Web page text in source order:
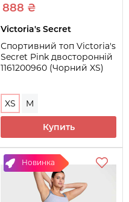
888 ₴
Victoria's Secret
Спортивний топ Victoria's
Secret Pink двосторонній
1161200960 (Чорний XS)
XS M
Купить
Новинка